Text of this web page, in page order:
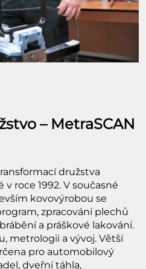
– MetraSCAN
družstva
v roce 1992. V současné
kovovýrobou se
zpracování plechů
a práškové lakování.
metrologii a vývoj. Větší
pro automobilový
dveřní táhla,